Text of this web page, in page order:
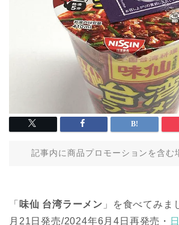
記事内に商品プロモーションを含む
「 味仙 台湾ラーメン 」を食べてみま
月21日発売/2024年6月4日再発売・